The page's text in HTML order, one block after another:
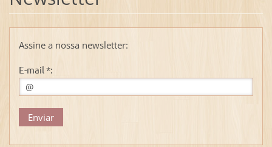
Assine a nossa newsletter:
E-mail *: